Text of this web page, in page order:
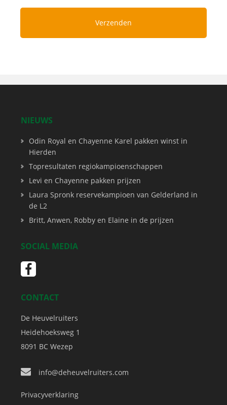
NIEUWS
Odin Royal en Chayenne Karel pakken winst in
Hierden
Topresultaten regiokampioenschappen
Levi en Chayenne pakken prijzen
Laura Spronk reservekampioen van Gelderland in
de L2
Britt, Anwen, Robby en Elaine in de prijzen
SOCIAL MEDIA
CONTACT
De Heuvelruiters
Heidehoeksweg 1
8091 BC Wezep
info@deheuvelruiters.com
Privacyverklaring